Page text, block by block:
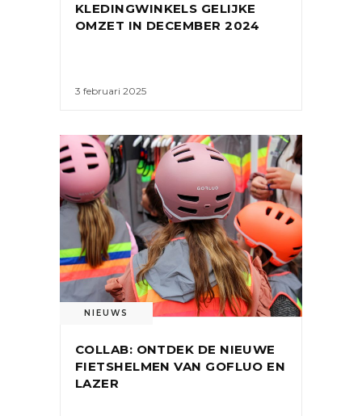
KLEDINGWINKELS GELIJKE
OMZET IN DECEMBER 2024
3 februari 2025
NIEUWS
COLLAB: ONTDEK DE NIEUWE
FIETSHELMEN VAN GOFLUO EN
LAZER